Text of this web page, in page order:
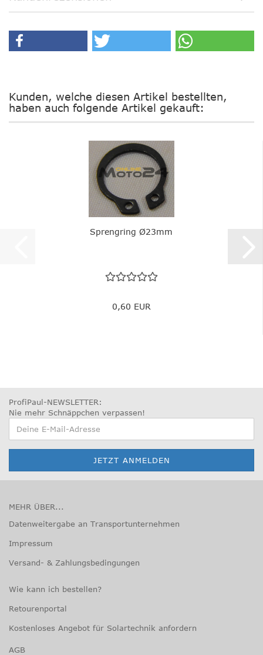
Kunden, welche diesen Artikel bestellten,
haben auch folgende Artikel gekauft:
Sprengring Ø23mm
0,60 EUR
ProfiPaul-NEWSLETTER:
Nie mehr Schnäppchen verpassen!
MEHR ÜBER...
Datenweitergabe an Transportunternehmen
Impressum
Versand- & Zahlungsbedingungen
Wie kann ich bestellen?
Retourenportal
Kostenloses Angebot für Solartechnik anfordern
AGB